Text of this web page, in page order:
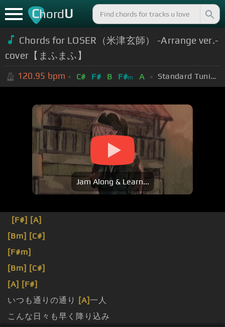
ChordU
Chords for LOSER（米津玄師） -Arrange ver.-
cover【まふまふ】
120.95 bpm C# F# B F#m A Standard Tuning (EADGBE)
Jam Along & Learn...
[F#] [A]
[Bm] [C#]
[F#m]
[Bm] [C#]
[A] [F#]
いつも通りの通り
[A]一人
こんな日々も早く降り込み